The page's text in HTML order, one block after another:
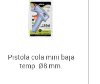
Pistola cola mini baja
temp. Ø8 mm.